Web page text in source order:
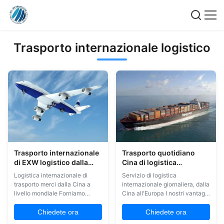
Trasporto internazionale logistico
Trasporto internazionale
di EXW logistico dalla
Cina ad universalmente
Logistica internazionale di
trasporto merci dalla Cina a
livello mondiale Forniamo
Cina a livello mondiale. I servizi
di spedizione aerea sono
Chiedete ora
Trasporto quotidiano
Cina di logistica
internazionale al servizio
del carico di Europa
Servizio di logistica
internazionale giornaliera, dalla
Cina all'Europa I nostri vantaggi
professionali completi, dal ritiro
della merce da diverse
Chiedete ora